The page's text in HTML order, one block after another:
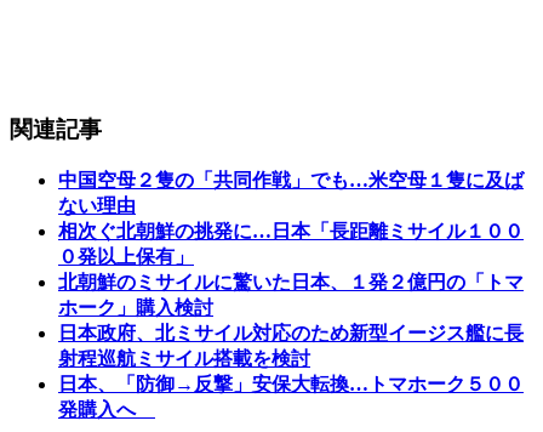
関連記事
中国空母２隻の「共同作戦」でも…米空母１隻に及ば
ない理由
相次ぐ北朝鮮の挑発に…日本「長距離ミサイル１００
０発以上保有」
北朝鮮のミサイルに驚いた日本、１発２億円の「トマ
ホーク」購入検討
日本政府、北ミサイル対応のため新型イージス艦に長
射程巡航ミサイル搭載を検討
日本、「防御→反撃」安保大転換…トマホーク５００
発購入へ